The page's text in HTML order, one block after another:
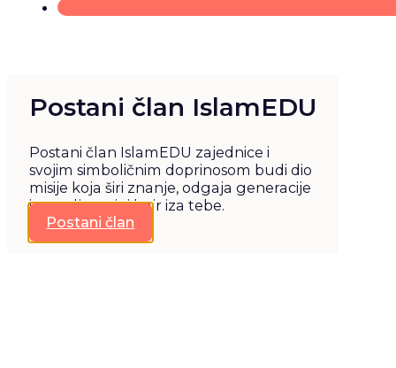
Postani član IslamEDU
Postani član IslamEDU zajednice i
svojim simboličnim doprinosom budi dio
misije koja širi znanje, odgaja generacije
i ostavlja trajni hajr iza tebe.
Postani član